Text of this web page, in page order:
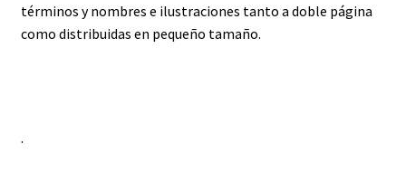
términos y nombres e ilustraciones tanto a doble página
como distribuidas en pequeño tamaño.
.